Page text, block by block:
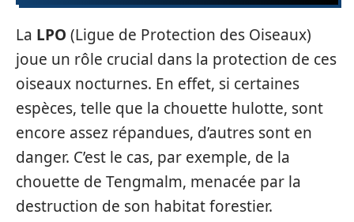
La LPO (Ligue de Protection des Oiseaux)
joue un rôle crucial dans la protection de ces
oiseaux nocturnes. En effet, si certaines
espèces, telle que la chouette hulotte, sont
encore assez répandues, d’autres sont en
danger. C’est le cas, par exemple, de la
chouette de Tengmalm, menacée par la
destruction de son habitat forestier.